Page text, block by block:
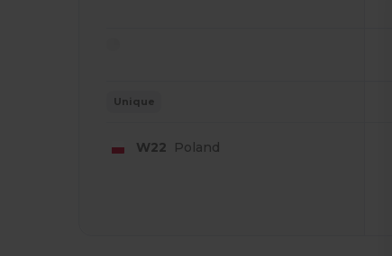
Unique
W22 Poland